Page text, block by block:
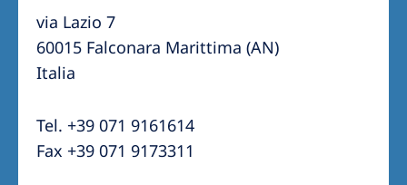
via Lazio 7
60015 Falconara Marittima (AN)
Italia
Tel. +39 071 9161614
Fax +39 071 9173311